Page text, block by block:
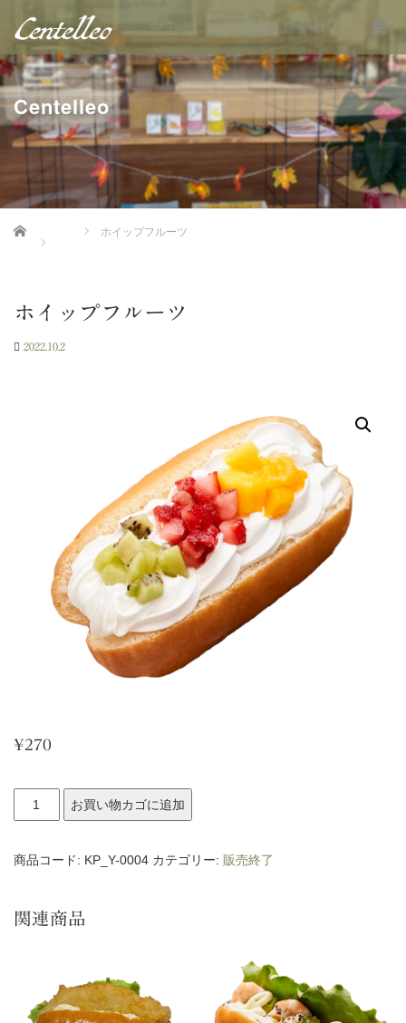
Centelleo
Home ホイップフルーツ
ホイップフルーツ
2022.10.2
¥270
ッ
フ
お買い物カゴに追加
商品コード: KP_Y-0004 カテゴリー: 販売終了
関連商品